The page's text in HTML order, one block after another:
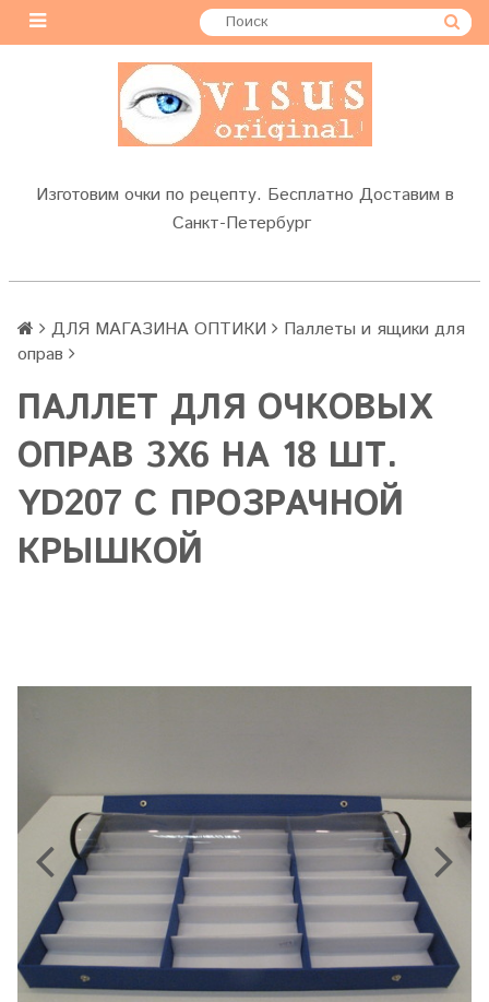
Изготовим очки по рецепту. Бесплатно Доставим в
Санкт-Петербург
ДЛЯ МАГАЗИНА ОПТИКИ
Паллеты и ящики для
оправ
ПАЛЛЕТ ДЛЯ ОЧКОВЫХ
ОПРАВ 3Х6 НА 18 ШТ.
YD207 С ПРОЗРАЧНОЙ
КРЫШКОЙ